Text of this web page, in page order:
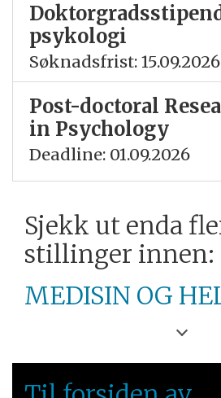
psykologi
Søknadsfrist: 15.09.2026
Post-doctoral
in Psychology
Deadline: 01.09.2026
Sjekk ut enda
stillinger innen:
MEDISIN OG
ØSTLANDET